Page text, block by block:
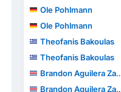
Ole Pohlmann
Ole Pohlmann
Theofanis Bakoulas
Theofanis Bakoulas
Brandon Aguilera Zamora
Brandon Aguilera Zamora